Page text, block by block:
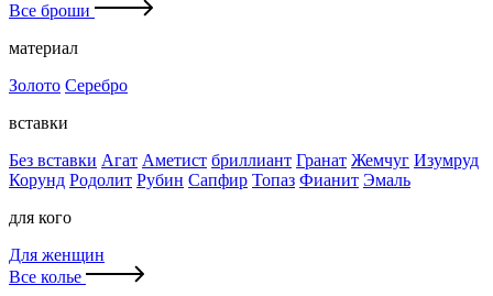
Все броши
материал
Золото Серебро
вставки
Без вставки Агат Аметист бриллиант Гранат Жемчуг Изумруд
Корунд Родолит Рубин Сапфир Топаз Фианит Эмаль
для кого
Для женщин
Все колье